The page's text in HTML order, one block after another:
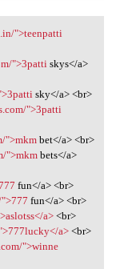
">teenpatti
">3patti skys</a>
sky</a> <br>
">3patti
">mkmbet</a> <br>
">mkmbets</a>
fun</a> <br>
fun</a> <br>
a><br>
a><br>
">winne